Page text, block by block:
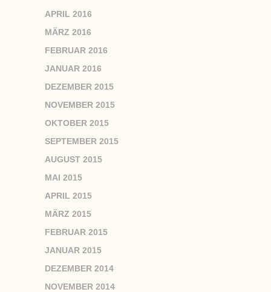
APRIL 2016
MÄRZ 2016
FEBRUAR 2016
JANUAR 2016
DEZEMBER 2015
NOVEMBER 2015
OKTOBER 2015
SEPTEMBER 2015
AUGUST 2015
MAI 2015
APRIL 2015
MÄRZ 2015
FEBRUAR 2015
JANUAR 2015
DEZEMBER 2014
NOVEMBER 2014